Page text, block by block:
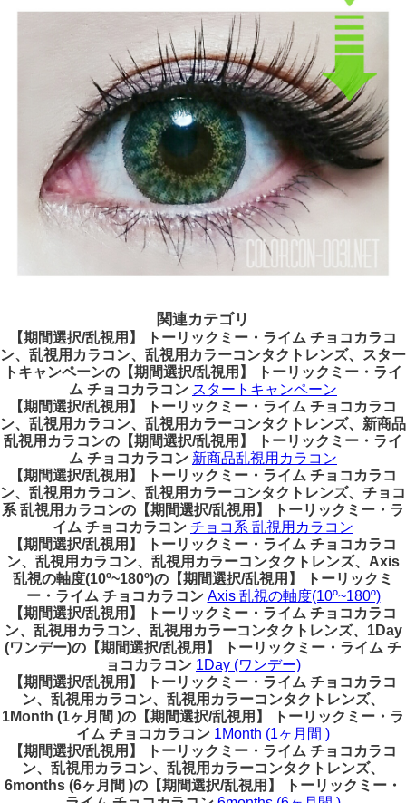
関連カテゴリ
【期間選択/乱視用】 トーリックミー・ライム チョコカラコ
ン、乱視用カラコン、乱視用カラーコンタクトレンズ、スター
トキャンペーンの【期間選択/乱視用】 トーリックミー・ライ
ム チョコカラコン スタートキャンペーン
【期間選択/乱視用】 トーリックミー・ライム チョコカラコ
ン、乱視用カラコン、乱視用カラーコンタクトレンズ、新商品
乱視用カラコンの【期間選択/乱視用】 トーリックミー・ライ
ム チョコカラコン 新商品乱視用カラコン
【期間選択/乱視用】 トーリックミー・ライム チョコカラコ
ン、乱視用カラコン、乱視用カラーコンタクトレンズ、チョコ
系 乱視用カラコンの【期間選択/乱視用】 トーリックミー・ラ
イム チョコカラコン チョコ系 乱視用カラコン
【期間選択/乱視用】 トーリックミー・ライム チョコカラコ
ン、乱視用カラコン、乱視用カラーコンタクトレンズ、Axis
乱視の軸度(10º~180º)の【期間選択/乱視用】 トーリックミ
ー・ライム チョコカラコン Axis 乱視の軸度(10º~180º)
【期間選択/乱視用】 トーリックミー・ライム チョコカラコ
ン、乱視用カラコン、乱視用カラーコンタクトレンズ、1Day
(ワンデー)の【期間選択/乱視用】 トーリックミー・ライム チ
ョコカラコン 1Day (ワンデー)
【期間選択/乱視用】 トーリックミー・ライム チョコカラコ
ン、乱視用カラコン、乱視用カラーコンタクトレンズ、
1Month (1ヶ月間 )の【期間選択/乱視用】 トーリックミー・ラ
イム チョコカラコン 1Month (1ヶ月間 )
【期間選択/乱視用】 トーリックミー・ライム チョコカラコ
ン、乱視用カラコン、乱視用カラーコンタクトレンズ、
6months (6ヶ月間 )の【期間選択/乱視用】 トーリックミー・